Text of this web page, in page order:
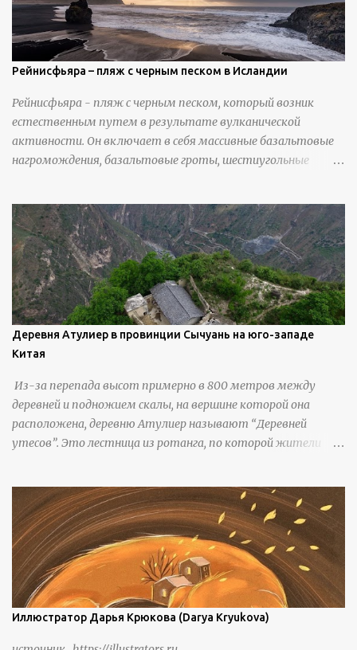
Рейнисфьяра – пляж с черным песком в Исландии
Рейнисфьяра - пляж с черным песком, который возник
естественным путем в результате вулканической
активности. Он включает в себя массивные базальтовые
нагромождения, базальтовые гроты, шестиугольные
Деревня Атулиер в провинции Сычуань на юго-западе
Китая
Из-за перепада высот примерно в 800 метров между
деревней и подножием скалы, на вершине которой она
расположена, деревню Атулиер называют “Деревней
утесов”. Это лестница из ротанга, по которой жители
стальными лестницами с защитными перилами, и
передвижение детей и жителей деревни было улучшено.
Подъем от подножия горы до вершины занимает до 4
часов. По словам местных жителей, их предки мигрировали
в деревню, поскольку обнаружили, что в этом месте
приятный климат и природная среда, подходящие для
проживания, ведения сельского хозяйства и разведения
Иллюстратор Дарья Крюкова (Darya Kryukova)